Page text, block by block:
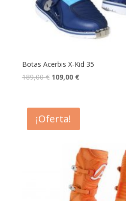
Botas Acerbis X-Kid 35
189,00€ 109,00 €
¡Oferta!